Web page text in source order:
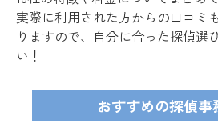
実際に利用された方からの口コミ
りますので、自分に合った探偵選
い！
おすすめの探偵事